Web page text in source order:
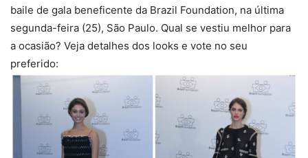
baile de gala beneficente da Brazil Foundation, na última
segunda-feira (25), São Paulo. Qual se vestiu melhor para
a ocasião? Veja detalhes dos looks e vote no seu
preferido: